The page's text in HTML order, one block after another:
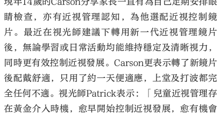
睛檢查，亦有近視管理認知，為他選配近視控制鏡
片。最近在視光師建議下轉用新一代近視管理鏡片
後，無論學習或日常活動均能維持穩定及清晰視力，
同時更有效控制近視發展。Carson更表示轉了新鏡片
後配戴舒適，只用了約一天便適應，上堂及打波都完
全任何不適。視光師Patrick表示：「兒童近視管理存
在黃金介入時機，愈早開始控制近視發展，愈有機會